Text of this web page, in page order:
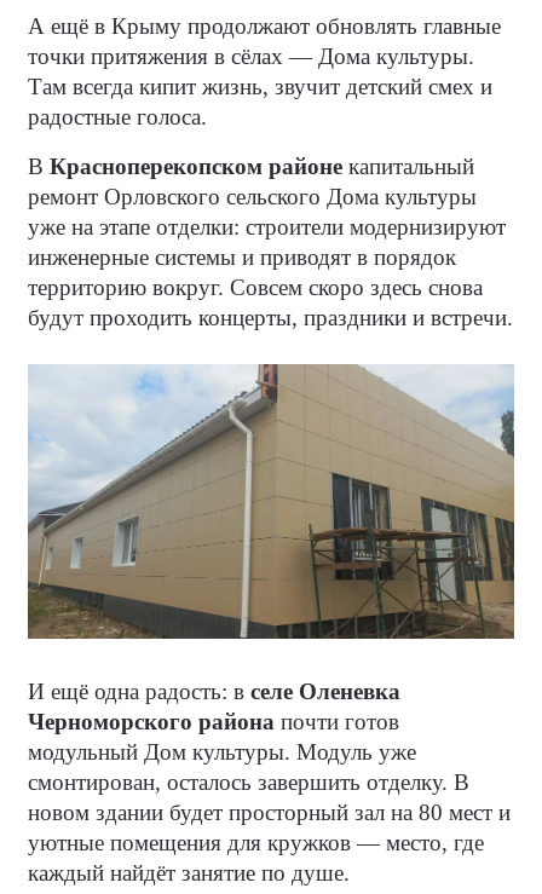
А ещё в Крыму продолжают обновлять главные
точки притяжения в сёлах — Дома культуры.
Там всегда кипит жизнь, звучит детский смех и
радостные голоса.
В Красноперекопском районе капитальный
ремонт Орловского сельского Дома культуры
уже на этапе отделки: строители модернизируют
инженерные системы и приводят в порядок
территорию вокруг. Совсем скоро здесь снова
будут проходить концерты, праздники и встречи.
И ещё одна радость: в селе Оленевка
Черноморского района почти готов
модульный Дом культуры. Модуль уже
смонтирован, осталось завершить отделку. В
новом здании будет просторный зал на 80 мест и
уютные помещения для кружков — место, где
каждый найдёт занятие по душе.